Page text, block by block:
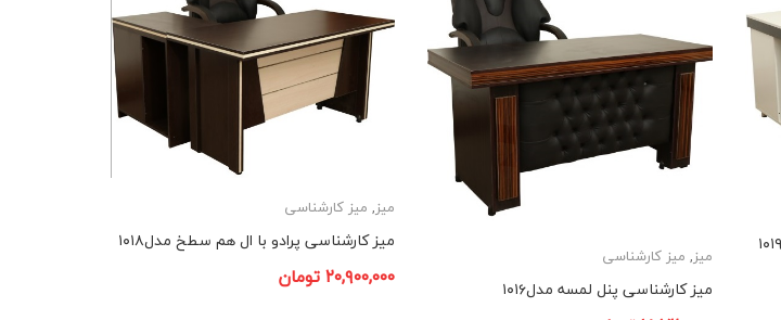
میز, میز کارشناسی
میز کارشناسی پرادو با ال هم سطخ مدل۱۰۱۸
۲۰,۹۰۰,۰۰۰تومان
میز, میز کارشناسی
میز کارشناسی پنل لمسه مدل۱۰۱۶